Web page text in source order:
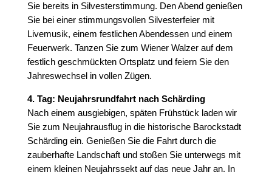
Sie bereits in Silvesterstimmung. Den Abend genießen
Sie bei einer stimmungsvollen Silvesterfeier mit
Livemusik, einem festlichen Abendessen und einem
Feuerwerk. Tanzen Sie zum Wiener Walzer auf dem
festlich geschmückten Ortsplatz und feiern Sie den
Jahreswechsel in vollen Zügen.
4. Tag: Neujahrsrundfahrt nach Schärding
Nach einem ausgiebigen, späten Frühstück laden wir
Sie zum Neujahrausflug in die historische Barockstadt
Schärding ein. Genießen Sie die Fahrt durch die
zauberhafte Landschaft und stoßen Sie unterwegs mit
einem kleinen Neujahrssekt auf das neue Jahr an. In